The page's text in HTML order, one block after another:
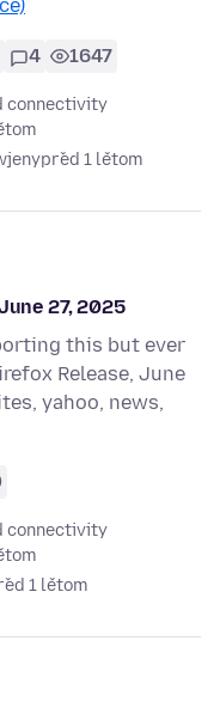
4 1647
connectivity
před 1 lětom
27, 2025
this but ever
Release, June
yahoo, news,
connectivity
1 lětom